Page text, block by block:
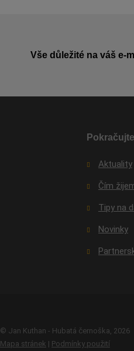
Vše důležité na váš e-
Aktuality
Čím
Tipy na
Novinky
© Jan Kuthan - Hubatá černoška, 2026
Mapa stránek | Podmínky použití